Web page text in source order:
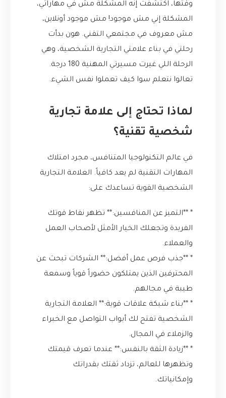
وقتها، اكتشفت إنه المشكلة مش في مهاراتي،
المشكلة إني مش موجود! مش موجود أونلاين،
مش معروف في مجتمعي التقني. هون بدأت
رحلتي في بناء علامتي التجارية الشخصية، وهي
الرحلة اللي غيرت مسيرتي المهنية 180 درجة.
تعالوا نتعلم سوا كيف تعملوا نفس الشيء.
لماذا تحتاج إلى علامة تجارية
شخصية تقنية؟
في عالم التكنولوجيا المتنافس، مجرد امتلاك
المهارات التقنية لم يعد كافياً. العلامة التجارية
الشخصية القوية تساعدك على:
* **التميز عن المنافسين:** تظهر نقاط قوتك
الفريدة وتجعلك الخيار الأمثل لأصحاب العمل
والعملاء.
* **جذب فرص عمل أفضل:** الشركات تبحث عن
المحترفين الذين يمتلكون حضوراً قوياً وسمعة
طيبة في مجالهم.
* **بناء شبكة علاقات قوية:** العلامة التجارية
الشخصية تفتح لك أبواب التواصل مع الخبراء
والزملاء في المجال.
* **زيادة الثقة بالنفس:** عندما تعرف قيمتك
وتظهرها للعالم، تزداد ثقتك بقدراتك
وإمكانياتك.